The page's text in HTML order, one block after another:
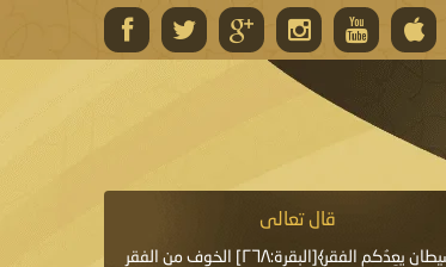
قال تعالى
﴿الشيطان يعِدُكم الفقر﴾[البقرة:٢٦٨] الخوف من الفقر